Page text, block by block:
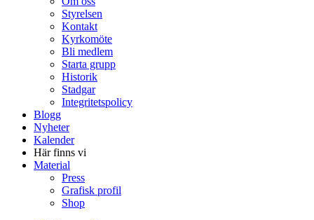
Styrelsen
Kontakt
Kyrkomöte
Bli medlem
Starta grupp
Historik
Stadgar
Integritetspolicy
Blogg
Nyheter
Kalender
Här finns vi
Material
Press
Grafisk profil
Shop